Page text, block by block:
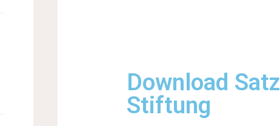
Download
Stiftung